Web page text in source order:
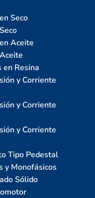
Seco
Aceite
en Resina
y Corriente
y Corriente
y Corriente
Tipo Pedestal
y Monofásicos
Sólido